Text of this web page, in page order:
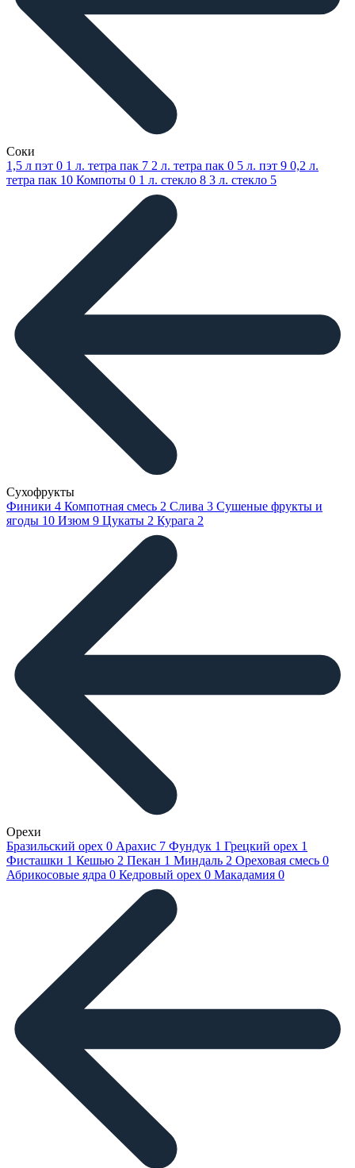
Соки
1,5 л пэт 0 1 л. тетра пак 7 2 л. тетра пак 0 5 л. пэт 9 0,2 л.
тетра пак 10 Компоты 0 1 л. стекло 8 3 л. стекло 5
Сухофрукты
Финики 4 Компотная смесь 2 Слива 3 Сушеные фрукты и
ягоды 10 Изюм 9 Цукаты 2 Курага 2
Орехи
Бразильский орех 0 Арахис 7 Фундук 1 Грецкий орех 1
Фисташки 1 Кешью 2 Пекан 1 Миндаль 2 Ореховая смесь 0
Абрикосовые ядра 0 Кедровый орех 0 Макадамия 0